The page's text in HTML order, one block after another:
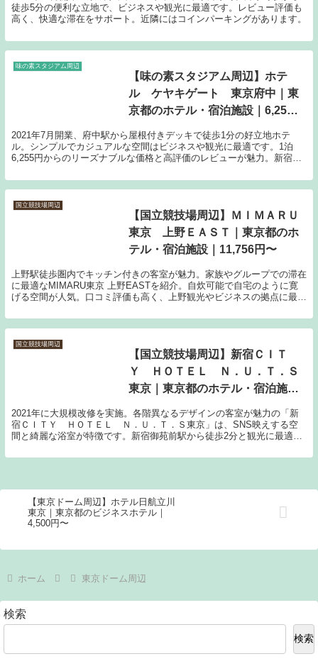
徒歩5分の便利な立地で、ビジネスや観光に最適です。レビュー評価も
高く、快適な滞在をサポート。近隣にはコインパーキングがあります。
味の素スタジアム周辺
【味の素スタジアム周辺】ホテ
ル ケヤキゲート 東京府中｜東
京都のホテル・宿泊施設｜6,255
2021年7月開業、府中駅から屋根付きデッキで徒歩1分の好立地ホテ
ル。シンプルでカジュアルな空間はビジネスや観光に最適です。1泊
6,255円からのリーズナブルな価格と高評価のレビューが魅力。新宿ま
国立競技場周辺
【国立競技場周辺】ＭＩＭＡＲＵ
東京 上野ＥＡＳＴ｜東京都のホ
テル・宿泊施設｜11,756円〜
上野駅徒歩圏内でキッチン付きの客室が魅力。家族やグループでの滞在
に最適なMIMARU東京 上野EASTを紹介。自炊可能で自宅のように寛
げる空間が人気。口コミ評価も高く、上野観光やビジネスの拠点に最適
国立競技場周辺
【国立競技場周辺】新宿ＣＩＴ
Ｙ ＨＯＴＥＬ Ｎ．Ｕ．Ｔ．Ｓ
東京｜東京都のホテル・宿泊施設
2021年に大規模改修を実施。各階異なるデザインの客室が魅力の「新
宿ＣＩＴＹ ＨＯＴＥＬ Ｎ．Ｕ．Ｔ．Ｓ東京」は、SNS映えする空
間と綺麗な浴室が特徴です。新宿御苑前駅から徒歩2分と観光に最適な
【東京ドーム周辺】ホテル日航立川
東京｜東京都のビジネスホテル｜
4,500円〜
ホーム 東京ドーム周辺
検索
検索